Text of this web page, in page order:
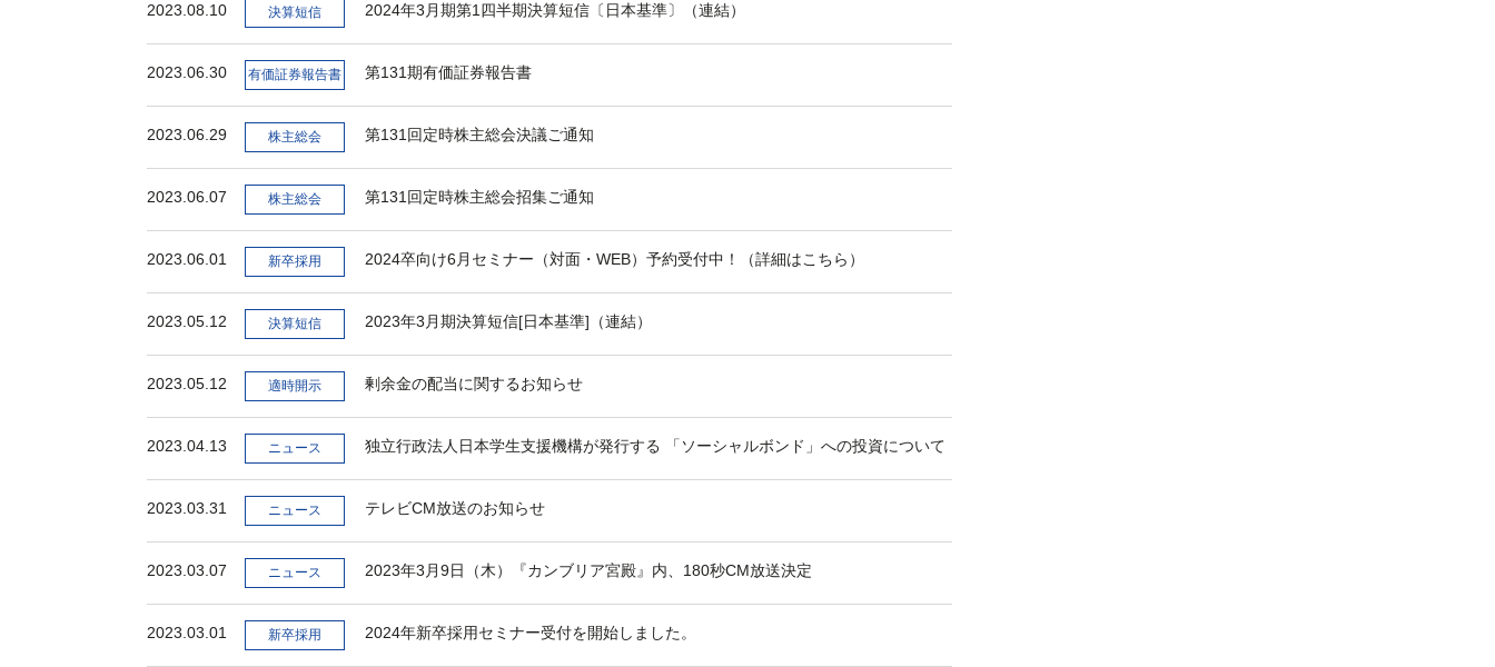
2023.08.10 決算短信 2024年3月期第1四半期決算短信〔日本基準〕（連結）
2023.06.30 有価証券報告書 第131期有価証券報告書
2023.06.29 株主総会 第131回定時株主総会決議ご通知
2023.06.07 株主総会 第131回定時株主総会招集ご通知
2023.06.01 新卒採用 2024卒向け6月セミナー（対面・WEB）予約受付中！（詳細はこちら）
2023.05.12 決算短信 2023年3月期決算短信[日本基準]（連結）
2023.05.12 適時開示 剰余金の配当に関するお知らせ
2023.04.13 ニュース 独立行政法人日本学生支援機構が発行する 「ソーシャルボンド」への投資について
2023.03.31 ニュース テレビCM放送のお知らせ
2023.03.07 ニュース 2023年3月9日（木）『カンブリア宮殿』内、180秒CM放送決定
2023.03.01 新卒採用 2024年新卒採用セミナー受付を開始しました。